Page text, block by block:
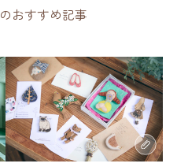
のおすすめ記事